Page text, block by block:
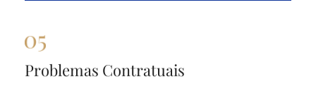
Problemas Contratuais
Problemas Contratuais